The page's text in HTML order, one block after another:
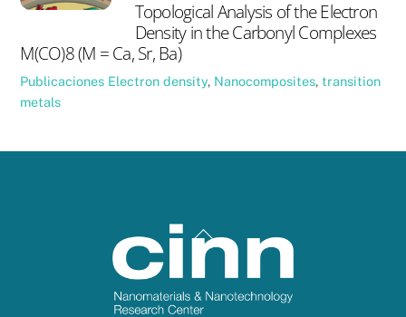
Topological Analysis of the Electron
Density in the Carbonyl Complexes
M(CO)8 (M = Ca, Sr, Ba)
Publicaciones Electron density, Nanocomposites,transition
metals
Back
To
Top